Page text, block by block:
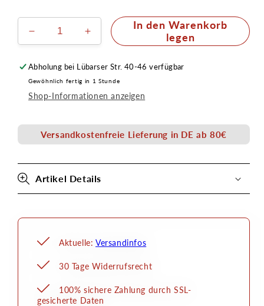
Verringere
die
Menge
für
Einhorn
klein
Latexapplikation
Erhöhe
die
Menge
für
Einhorn
klein
Latexapplikation
In den Warenkorb
legen
Abholung bei Lübarser Str. 40-46 verfügbar
Gewöhnlich fertig in 1 Stunde
Shop-Informationen anzeigen
Versandkostenfreie Lieferung in DE ab 80€
Artikel Details
Aktuelle: Versandinfos
30 Tage Widerrufsrecht
100% sichere Zahlung durch SSL-
gesicherte Daten